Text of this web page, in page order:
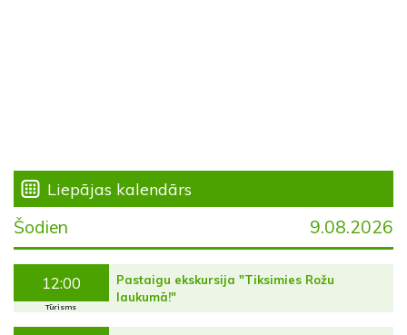
Liepājas kalendārs
Šodien 9.08.2026
12:00
Tūrisms
Pastaigu ekskursija "Tiksimies Rožu
laukumā!"